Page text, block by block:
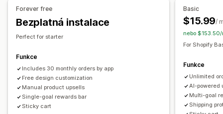
Upselling
Doporučené produkty
Vyšší slevy za vyšší nákupy
Odstupňované odměny
Vlastní poznámky Upselling jedním kliknutím
Skrytí expresní pokladny
Více jazyků
Nabídky a doporučení
Dárkové balení
Doporučené produkty
Často nakupované společně
Odstupňované slevy Doporučení pomocí AI
Upgrade předplatného
Analytika
Forever free
Bezplatná instalace
Perfect for starter
Funkce
Includes 30 monthly orders by app
Free design customization
Manual product upsells
Single-goal rewards bar
Sticky cart
Basic
$15.99/
nebo $153.50/
For Shopify
Funkce
Unlimited
AI-powered
Multi-goal
Shipping